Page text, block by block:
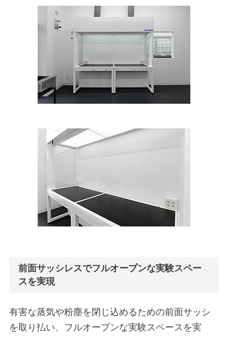
前面サッシレスでフルオープンな実験スペー
スを実現
有害な蒸気や粉塵を閉じ込めるための前面サッシ
を取り払い、フルオープンな実験スペースを実